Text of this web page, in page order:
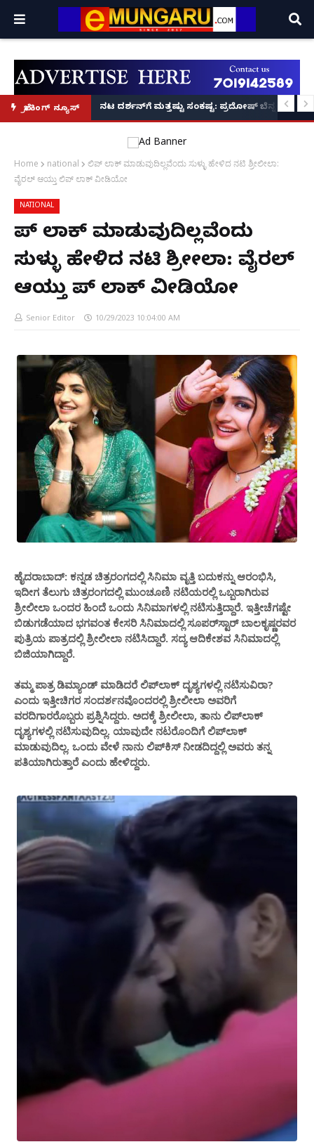
ಬ್ರೇಕಿಂಗ್ ನ್ಯೂಸ್ಅಧ್ಯಕ್ಷ ಅಲೋಕ್ ಕುಮಾರ್ ಘೋಷಣೆ!
ನಟ ದರ್ಶನ್‌ಗೆ ಮತ್ತಷ್ಟು ಸಂಕಷ್ಟ: ಪ್ರದೋಷ್
ಬ್ಯಾಂಕ್‌ರಾಪ್ಟ್‌ ಆಗಿ ಜೇಬಿನಲ್ಲಿ ಕಾಸಿರಲಿಲ್ಲ, ₹1 ಕೋಟಿ ಸಾಲ
Home national
ಲಿಪ್ ಲಾಕ್ ಮಾಡುವುದಿಲ್ಲವೆಂದು ಸುಳ್ಳು ಹೇಳಿದ ನಟಿ ಶ್ರೀಲೀಲಾ:
ವೈರಲ್ ಆಯ್ತು ಲಿಪ್ ಲಾಕ್ ವೀಡಿಯೋ
NATIONAL
ಲಿಪ್ ಲಾಕ್ ಮಾಡುವುದಿಲ್ಲವೆಂದು
ಸುಳ್ಳು ಹೇಳಿದ ನಟಿ ಶ್ರೀಲೀಲಾ: ವೈರಲ್
ಆಯ್ತು ಲಿಪ್ ಲಾಕ್ ವೀಡಿಯೋ
Senior Editor 10/29/2023 10:04:00 AM
ಹೈದರಾಬಾದ್: ಕನ್ನಡ ಚಿತ್ರರಂಗದಲ್ಲಿ ಸಿನಿಮಾ ವೃತ್ತಿ ಬದುಕನ್ನು ಆರಂಭಿಸಿ,
ಇದೀಗ ತೆಲುಗು ಚಿತ್ರರಂಗದಲ್ಲಿ ಮುಂಚೂಣಿ ನಟಿಯರಲ್ಲಿ ಒಬ್ಬರಾಗಿರುವ
ಶ್ರೀಲೀಲಾ ಒಂದರ ಹಿಂದೆ ಒಂದು ಸಿನಿಮಾಗಳಲ್ಲಿ ನಟಿಸುತ್ತಿದ್ದಾರೆ. ಇತ್ತೀಚೆಗಷ್ಟೇ
ಬಿಡುಗಡೆಯಾದ ಭಗವಂತ ಕೇಸರಿ ಸಿನಿಮಾದಲ್ಲಿ ಸೂಪರ್‌ಸ್ಟಾರ್ ಬಾಲಕೃಷ್ಣರವರ
ಪುತ್ರಿಯ ಪಾತ್ರದಲ್ಲಿ ಶ್ರೀಲೀಲಾ ನಟಿಸಿದ್ದಾರೆ. ಸದ್ಯ ಆದಿಕೇಶವ ಸಿನಿಮಾದಲ್ಲಿ
ಬಿಜಿಯಾಗಿದ್ದಾರೆ.
ತಮ್ಮ ಪಾತ್ರ ಡಿಮ್ಯಾಂಡ್ ಮಾಡಿದರೆ ಲಿಪ್‌ಲಾಕ್ ದೃಶ್ಯಗಳಲ್ಲಿ ನಟಿಸುವಿರಾ?
ಎಂದು ಇತ್ತೀಚಿಗರ ಸಂದರ್ಶನವೊಂದರಲ್ಲಿ ಶ್ರೀಲೀಲಾ ಅವರಿಗೆ
ವರದಿಗಾರರೊಬ್ಬರು ಪ್ರಶ್ನಿಸಿದ್ದರು. ಅದಕ್ಕೆ ಶ್ರೀಲೀಲಾ, ತಾನು ಲಿಪ್‌ಲಾಕ್
ದೃಶ್ಯಗಳಲ್ಲಿ ನಟಿಸುವುದಿಲ್ಲ. ಯಾವುದೇ ನಟರೊಂದಿಗೆ ಲಿಪ್‌ಲಾಕ್
ಮಾಡುವುದಿಲ್ಲ. ಒಂದು ವೇಳೆ ನಾನು ಲಿಪ್‌ಕಿಸ್ ನೀಡದಿದ್ದಲ್ಲಿ ಅವರು ತನ್ನ
ಪತಿಯಾಗಿರುತ್ತಾರೆ ಎಂದು ಹೇಳಿದ್ದರು.